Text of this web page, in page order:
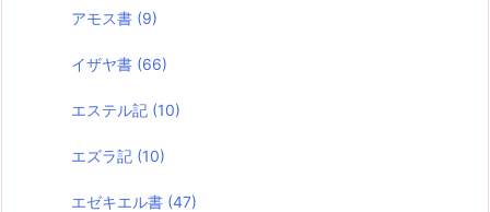
アモス書 (9)
イザヤ書 (66)
エステル記 (10)
エズラ記 (10)
エゼキエル書 (47)